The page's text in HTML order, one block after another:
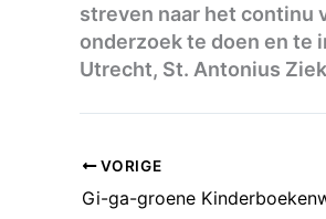
streven naar het continu
onderzoek te doen en te
Utrecht, St. Antonius
VORIGE